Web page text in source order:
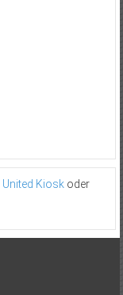
United Kioskoder